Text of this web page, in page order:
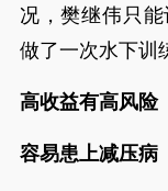
况，樊继伟只
做了一次水下训
高收益有高风险
容易患上减压病